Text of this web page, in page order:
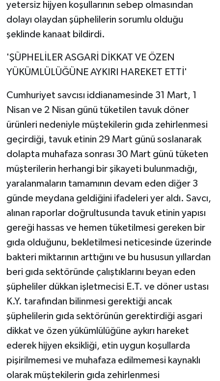
yetersiz hijyen koşullarının sebep olmasından
dolayı olaydan şüphelilerin sorumlu olduğu
şeklinde kanaat bildirdi.
'ŞÜPHELİLER ASGARİ DİKKAT VE ÖZEN
YÜKÜMLÜLÜĞÜNE AYKIRI HAREKET ETTİ'
Cumhuriyet savcısı iddianamesinde 31 Mart, 1
Nisan ve 2 Nisan günü tüketilen tavuk döner
ürünleri nedeniyle müştekilerin gıda zehirlenmesi
geçirdiği, tavuk etinin 29 Mart günü soslanarak
dolapta muhafaza sonrası 30 Mart günü tüketen
müşterilerin herhangi bir şikayeti bulunmadığı,
yaralanmaların tamamının devam eden diğer 3
günde meydana geldiğini ifadeleri yer aldı. Savcı,
alınan raporlar doğrultusunda tavuk etinin yapısı
gereği hassas ve hemen tüketilmesi gereken bir
gıda olduğunu, bekletilmesi neticesinde üzerinde
bakteri miktarının arttığını ve bu hususun yıllardan
beri gıda sektöründe çalıştıklarını beyan eden
şüpheliler dükkan işletmecisi E.T. ve döner ustası
K.Y. tarafından bilinmesi gerektiği ancak
şüphelilerin gıda sektörünün gerektirdiği asgari
dikkat ve özen yükümlülüğüne aykırı hareket
ederek hijyen eksikliği, etin uygun koşullarda
pişirilmemesi ve muhafaza edilmemesi kaynaklı
olarak müştekilerin gıda zehirlenmesi